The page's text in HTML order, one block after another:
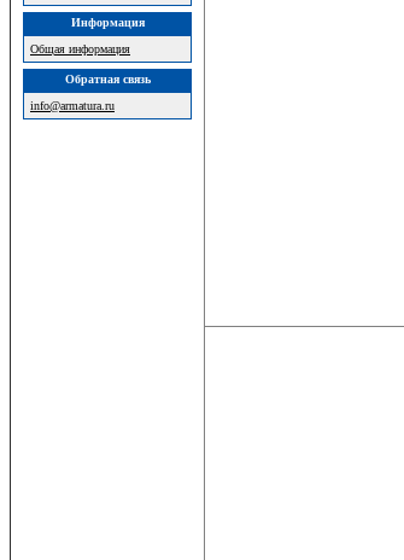
Информация
Общая информация
Обратная связь
info@armatura.ru